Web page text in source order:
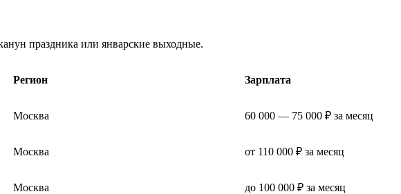
праздника или январские выходные.
Регион Зарплата
Москва 60 000 — 75 000 ₽ за месяц
Москва от 110 000 ₽ за месяц
Москва до 100 000 ₽ за месяц